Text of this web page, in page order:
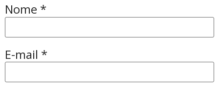
Nome *
E-mail *